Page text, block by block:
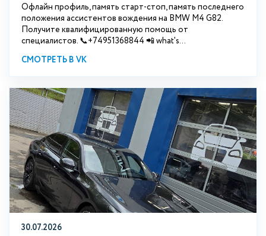
Офлайн профиль, память старт-стоп, память последнего
положения ассистентов вождения на BMW М4 G82.
Получите квалифицированную помощь от
специалистов. 📞+74951368844 📲 what's...
СМОТРЕТЬ В VK
30.07.2026